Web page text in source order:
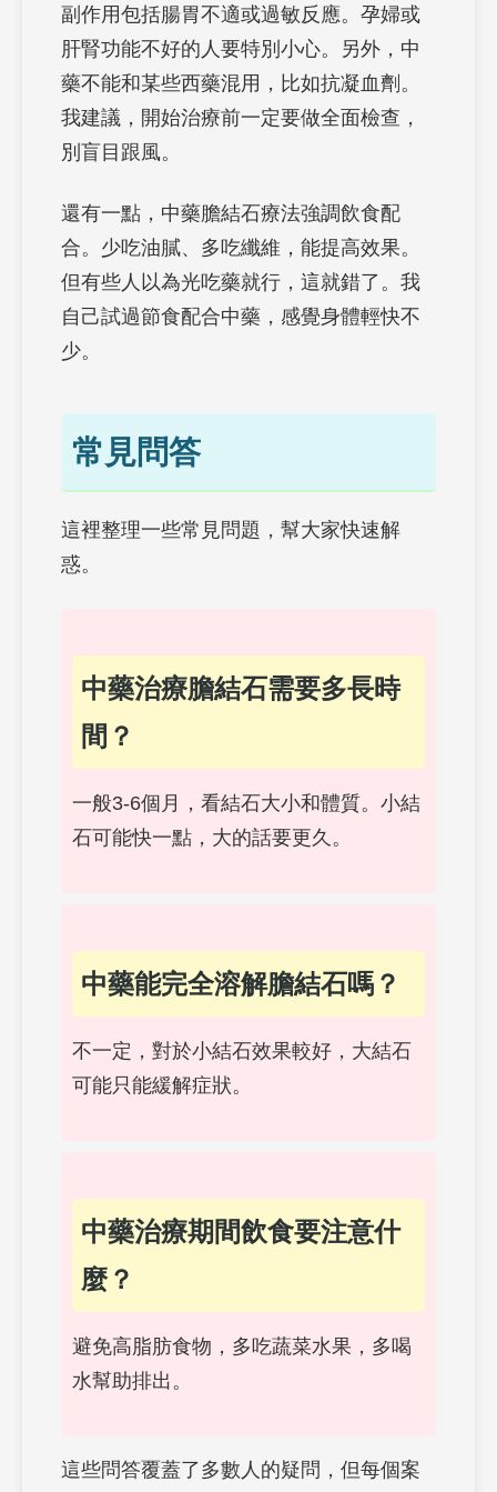
副作用包括腸胃不適或過敏反應。孕婦或
肝腎功能不好的人要特別小心。另外，中
藥不能和某些西藥混用，比如抗凝血劑。
我建議，開始治療前一定要做全面檢查，
別盲目跟風。
還有一點，中藥膽結石療法強調飲食配
合。少吃油膩、多吃纖維，能提高效果。
但有些人以為光吃藥就行，這就錯了。我
自己試過節食配合中藥，感覺身體輕快不
少。
常見問答
這裡整理一些常見問題，幫大家快速解
惑。
中藥治療膽結石需要多長時
間？
一般3-6個月，看結石大小和體質。小結
石可能快一點，大的話要更久。
中藥能完全溶解膽結石嗎？
不一定，對於小結石效果較好，大結石
可能只能緩解症狀。
中藥治療期間飲食要注意什
麼？
避免高脂肪食物，多吃蔬菜水果，多喝
水幫助排出。
這些問答覆蓋了多數人的疑問，但每個案